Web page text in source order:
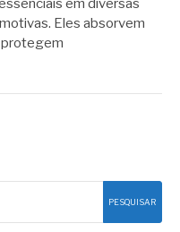
em diversas
Eles absorvem
protegem
PESQUISAR